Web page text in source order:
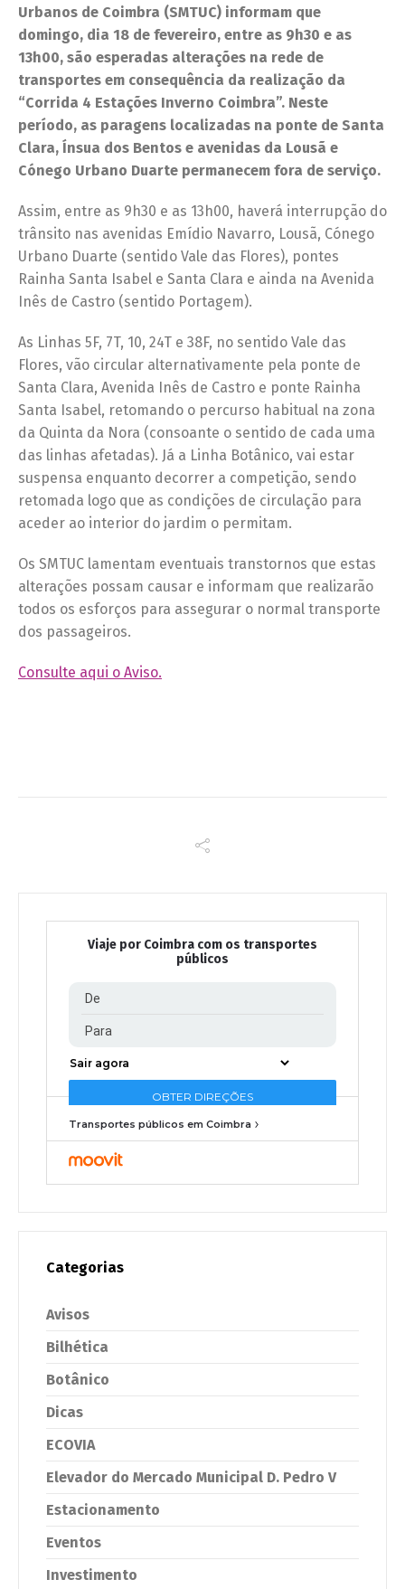
Urbanos de Coimbra (SMTUC) informam que
domingo, dia 18 de fevereiro, entre as 9h30 e as
13h00, são esperadas alterações na rede de
transportes em consequência da realização da
“Corrida 4 Estações Inverno Coimbra”. Neste
período, as paragens localizadas na ponte de Santa
Clara, Ínsua dos Bentos e avenidas da Lousã e
Cónego Urbano Duarte permanecem fora de serviço.
Assim, entre as 9h30 e as 13h00, haverá interrupção do
trânsito nas avenidas Emídio Navarro, Lousã, Cónego
Urbano Duarte (sentido Vale das Flores), pontes
Rainha Santa Isabel e Santa Clara e ainda na Avenida
Inês de Castro (sentido Portagem).
As Linhas 5F, 7T, 10, 24T e 38F, no sentido Vale das
Flores, vão circular alternativamente pela ponte de
Santa Clara, Avenida Inês de Castro e ponte Rainha
Santa Isabel, retomando o percurso habitual na zona
da Quinta da Nora (consoante o sentido de cada uma
das linhas afetadas). Já a Linha Botânico, vai estar
suspensa enquanto decorrer a competição, sendo
retomada logo que as condições de circulação para
aceder ao interior do jardim o permitam.
Os SMTUC lamentam eventuais transtornos que estas
alterações possam causar e informam que realizarão
todos os esforços para assegurar o normal transporte
dos passageiros.
Consulte aqui o Aviso.
Viaje por Coimbra com os transportes
públicos
Transportes públicos em Coimbra
Categorias
Avisos
Bilhética
Botânico
Dicas
ECOVIA
Elevador do Mercado Municipal D. Pedro V
Estacionamento
Eventos
Investimento